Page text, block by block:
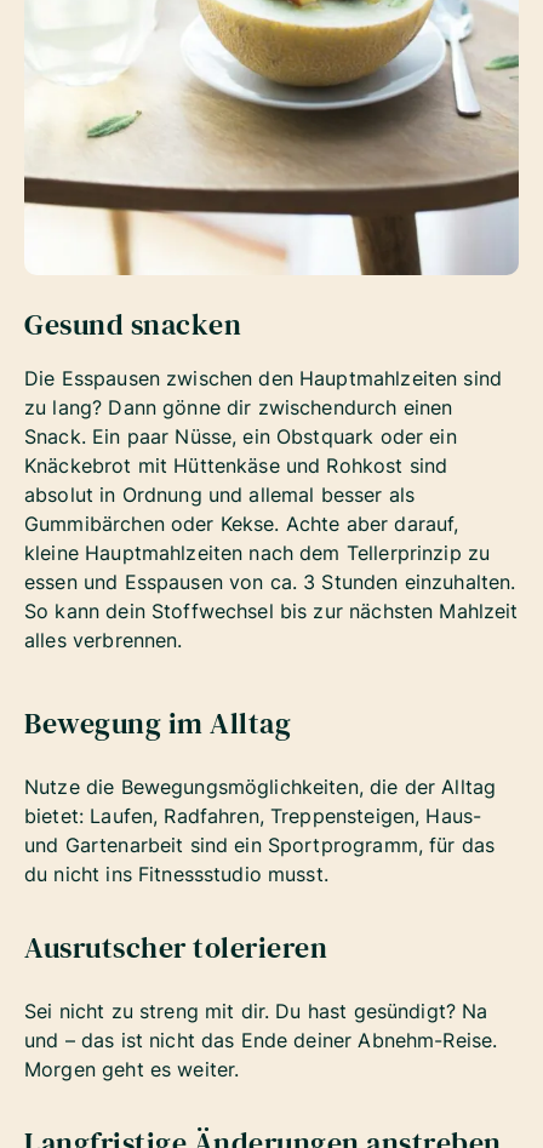
Gesund snacken
Die Esspausen zwischen den Hauptmahlzeiten sind
zu lang? Dann gönne dir zwischendurch einen
Snack. Ein paar Nüsse, ein Obstquark oder ein
Knäckebrot mit Hüttenkäse und Rohkost sind
absolut in Ordnung und allemal besser als
Gummibärchen oder Kekse. Achte aber darauf,
kleine Hauptmahlzeiten nach dem Tellerprinzip zu
essen und Esspausen von ca. 3 Stunden einzuhalten.
So kann dein Stoffwechsel bis zur nächsten Mahlzeit
alles verbrennen.
Bewegung im Alltag
Nutze die Bewegungsmöglichkeiten, die der Alltag
bietet: Laufen, Radfahren, Treppensteigen, Haus-
und Gartenarbeit sind ein Sportprogramm, für das
du nicht ins Fitnessstudio musst.
Ausrutscher tolerieren
Sei nicht zu streng mit dir. Du hast gesündigt? Na
und – das ist nicht das Ende deiner Abnehm-Reise.
Morgen geht es weiter.